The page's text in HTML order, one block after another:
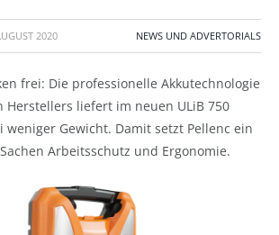
2020 NEWS UND ADVERTORIALS
frei: Die professionelle Akkutechnologie
Herstellers liefert im neuen ULiB 750
weniger Gewicht. Damit setzt Pellenc ein
Arbeitsschutz und Ergonomie.